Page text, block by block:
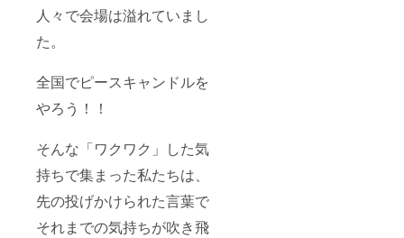
人々で会場は溢れていまし
た。
全国でピースキャンドルを
やろう！！
そんな「ワクワク」した気
持ちで集まった私たちは、
先の投げかけられた言葉で
それまでの気持ちが吹き飛